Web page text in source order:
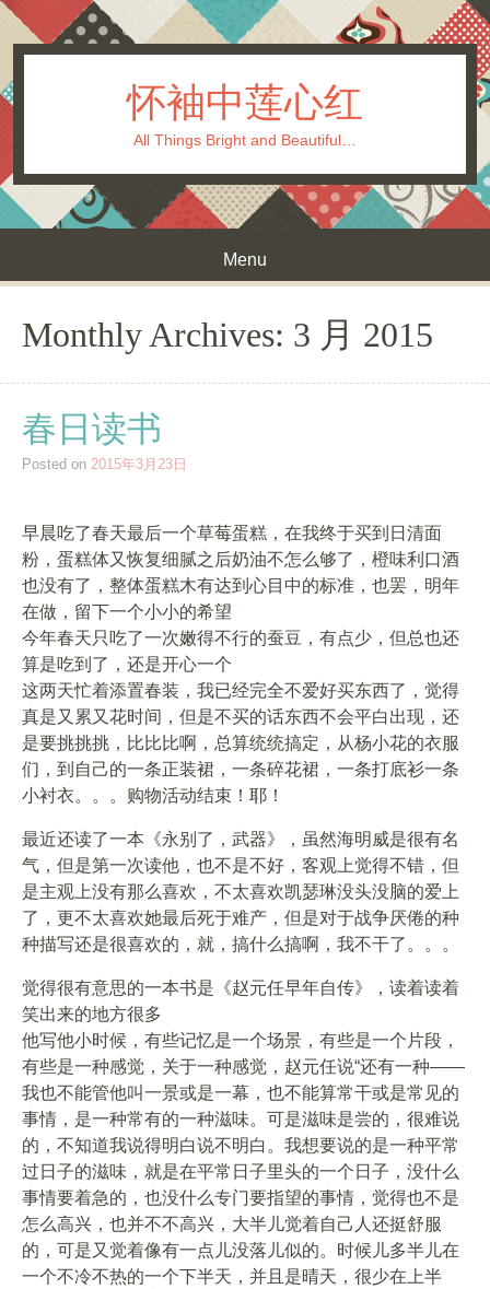
怀袖中莲心红
All Things Bright and Beautiful…
Menu
Monthly Archives: 3 月 2015
春日读书
Posted on 2015年3月23日
早晨吃了春天最后一个草莓蛋糕，在我终于买到日清面
粉，蛋糕体又恢复细腻之后奶油不怎么够了，橙味利口酒
也没有了，整体蛋糕木有达到心目中的标准，也罢，明年
在做，留下一个小小的希望
今年春天只吃了一次嫩得不行的蚕豆，有点少，但总也还
算是吃到了，还是开心一个
这两天忙着添置春装，我已经完全不爱好买东西了，觉得
真是又累又花时间，但是不买的话东西不会平白出现，还
是要挑挑挑，比比比啊，总算统统搞定，从杨小花的衣服
们，到自己的一条正装裙，一条碎花裙，一条打底衫一条
小衬衣。。。购物活动结束！耶！
最近还读了一本《永别了，武器》，虽然海明威是很有名
气，但是第一次读他，也不是不好，客观上觉得不错，但
是主观上没有那么喜欢，不太喜欢凯瑟琳没头没脑的爱上
了，更不太喜欢她最后死于难产，但是对于战争厌倦的种
种描写还是很喜欢的，就，搞什么搞啊，我不干了。。。
觉得很有意思的一本书是《赵元任早年自传》，读着读着
笑出来的地方很多
他写他小时候，有些记忆是一个场景，有些是一个片段，
有些是一种感觉，关于一种感觉，赵元任说“还有一种——
我也不能管他叫一景或是一幕，也不能算常干或是常见的
事情，是一种常有的一种滋味。可是滋味是尝的，很难说
的，不知道我说得明白说不明白。我想要说的是一种平常
过日子的滋味，就是在平常日子里头的一个日子，没什么
事情要着急的，也没什么专门要指望的事情，觉得也不是
怎么高兴，也并不不高兴，大半儿觉着自己人还挺舒服
的，可是又觉着像有一点儿没落儿似的。时候儿多半儿在
一个不冷不热的一个下半天，并且是晴天，很少在上半